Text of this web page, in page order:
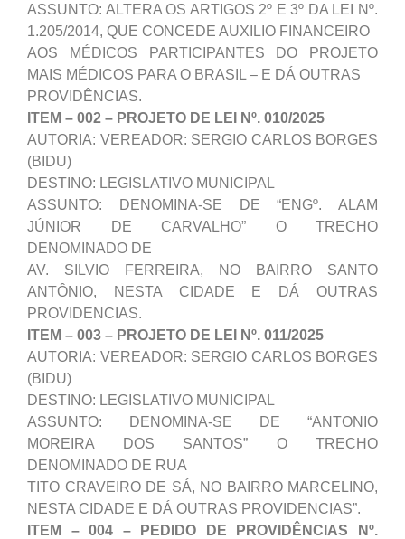
ASSUNTO: ALTERA OS ARTIGOS 2º E 3º DA LEI Nº.
1.205/2014, QUE CONCEDE AUXILIO FINANCEIRO
AOS MÉDICOS PARTICIPANTES DO PROJETO
MAIS MÉDICOS PARA O BRASIL – E DÁ OUTRAS
PROVIDÊNCIAS.
ITEM – 002 – PROJETO DE LEI Nº. 010/2025
AUTORIA: VEREADOR: SERGIO CARLOS BORGES
(BIDU)
DESTINO: LEGISLATIVO MUNICIPAL
ASSUNTO: DENOMINA-SE DE “ENGº. ALAM
JÚNIOR DE CARVALHO” O TRECHO
DENOMINADO DE
AV. SILVIO FERREIRA, NO BAIRRO SANTO
ANTÔNIO, NESTA CIDADE E DÁ OUTRAS
PROVIDENCIAS.
ITEM – 003 – PROJETO DE LEI Nº. 011/2025
AUTORIA: VEREADOR: SERGIO CARLOS BORGES
(BIDU)
DESTINO: LEGISLATIVO MUNICIPAL
ASSUNTO: DENOMINA-SE DE “ANTONIO
MOREIRA DOS SANTOS” O TRECHO
DENOMINADO DE RUA
TITO CRAVEIRO DE SÁ, NO BAIRRO MARCELINO,
NESTA CIDADE E DÁ OUTRAS PROVIDENCIAS”.
ITEM – 004 – PEDIDO DE PROVIDÊNCIAS Nº.